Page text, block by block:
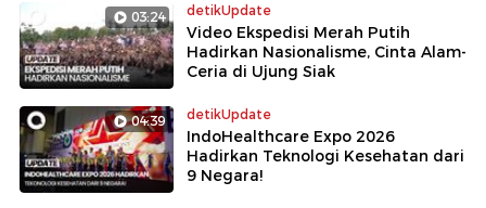
03:24 detikUpdate
Video Ekspedisi Merah Putih
Hadirkan Nasionalisme, Cinta Alam-
Ceria di Ujung Siak
04:39 detikUpdate
IndoHealthcare Expo 2026
Hadirkan Teknologi Kesehatan dari
9 Negara!